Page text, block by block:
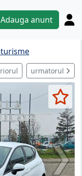
Adauga anunt
urmatorul